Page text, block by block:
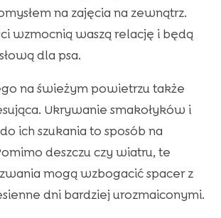
na zajęcia na zewnątrz.
wzmocnią waszą relację i będą
dla psa.
na świeżym powietrzu także
Ukrywanie smakołyków i
ich szukania to sposób na
deszczu czy wiatru, te
mogą wzbogacić spacer z
dni bardziej urozmaiconymi.